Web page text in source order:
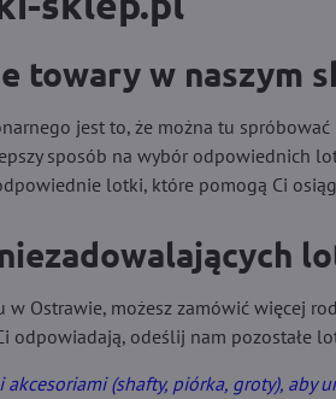
towary w naszym
jest to, że można tu
sposób na wybór odpowiednich
lotki, które pomogą Ci
w Ostrawie, możesz zamówić więcej
odpowiadają, odeślij nam pozostałe
(shafty, piórka, groty),